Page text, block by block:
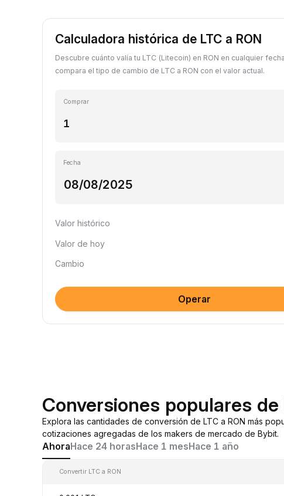
Calculadora histórica de LTC a RON
Descubre cuánto valía tu LTC (Litecoin) en RON en cualquier
compara el tipo de cambio de LTC a RON con el valor actual.
Comprar
Fecha
Valor histórico
Valor de hoy
Cambio
Operar
Conversiones populares de
Explora las cantidades de conversión de LTC a RON más
cotizaciones agregadas de los makers de mercado de Bybit.
AhoraHace 24 horasHace 1 mesHace 1 año
Convertir LTC a RON